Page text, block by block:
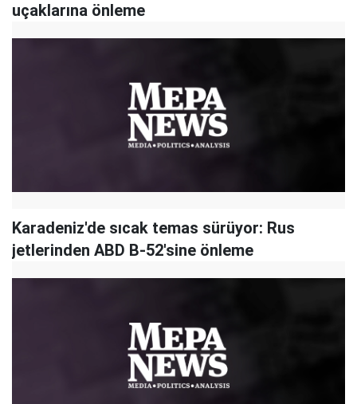
uçaklarına önleme
Karadeniz'de sıcak temas sürüyor: Rus
jetlerinden ABD B-52'sine önleme